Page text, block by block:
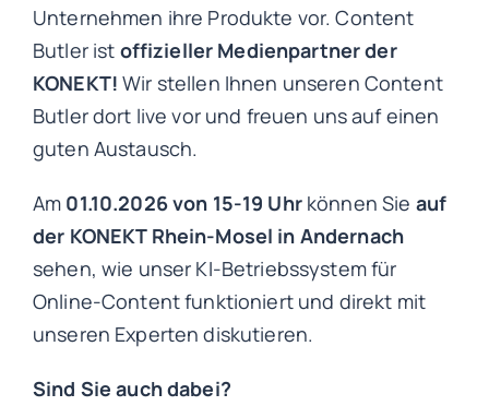
Unternehmen ihre Produkte vor. Content
Butler ist offizieller Medienpartner der
KONEKT! Wir stellen Ihnen unseren Content
Butler dort live vor und freuen uns auf einen
guten Austausch.
Am 01.10.2026 von 15-19 Uhr können Sie auf
der KONEKT Rhein-Mosel in Andernach
sehen, wie unser KI-Betriebssystem für
Online-Content funktioniert und direkt mit
unseren Experten diskutieren.
Sind Sie auch dabei?